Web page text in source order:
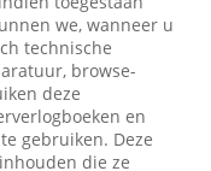
we, wanneer u
technische
browse-
deze
en
gebruiken. Deze
die ze